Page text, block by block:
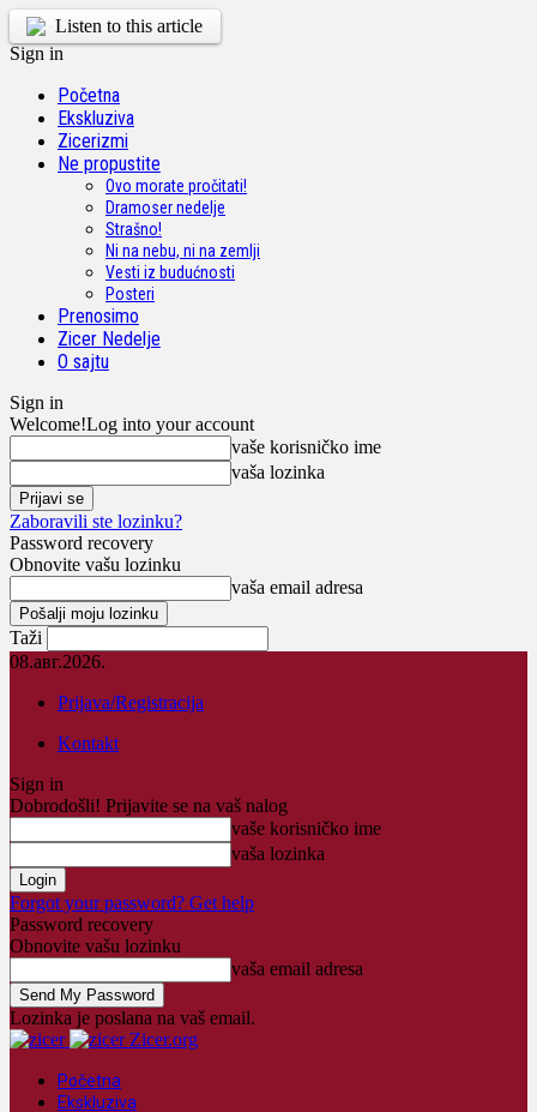
Listen to this article
Sign in
Početna
Ekskluziva
Zicerizmi
Ne propustite
Ovo morate pročitati!
Dramoser nedelje
Strašno!
Ni na nebu, ni na zemlji
Vesti iz budućnosti
Posteri
Prenosimo
Zicer Nedelje
O sajtu
Sign in
Welcome!Log into your account
vaše korisničko ime
vaša lozinka
Zaboravili ste lozinku?
Password recovery
Obnovite vašu lozinku
vaša email adresa
Taži
08.авг.2026.
Prijava/Registracija
Kontakt
Sign in
Dobrodošli! Prijavite se na vaš nalog
vaše korisničko ime
vaša lozinka
Forgot your password? Get help
Password recovery
Obnovite vašu lozinku
vaša email adresa
Lozinka je poslana na vaš email.
Zicer.org
Početna
Ekskluziva